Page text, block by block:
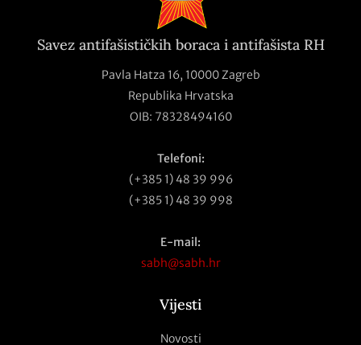
Savez antifašističkih boraca i antifašista RH
Pavla Hatza 16, 10000 Zagreb
Republika Hrvatska
OIB: 78328494160
Telefoni:
(+385 1) 48 39 996
(+385 1) 48 39 998
E-mail:
sabh@sabh.hr
Vijesti
Novosti